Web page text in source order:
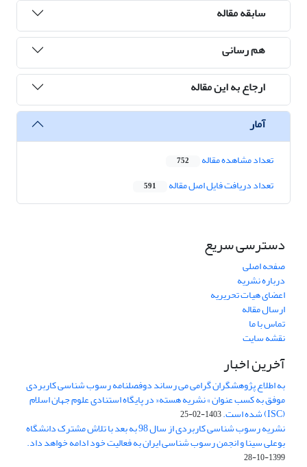
سابقه مقاله
هم رسانی
ارجاع به این مقاله
آمار
تعداد مشاهده مقاله 752
تعداد دریافت فایل اصل مقاله 591
دسترسی سریع
صفحه اصلی
درباره نشریه
اعضای هیات تحریریه
ارسال مقاله
تماس با ما
نقشه سایت
آخرین اخبار
به اطلاع پژوهشگران گرامی می رساند دوفصلنامه رسوب شناسی کاربردی
موفق به کسب عنوان » نشریه هسته« در پایگاه استنادی علوم جهان اسلام
(ISC) شده است. 1403-02-25
نشریه رسوب شناسی کاربردی از سال 98 به بعد با تلاش مشترک دانشگاه
بوعلی سینا و انجمن رسوب شناسی ایران به فعالیت خود ادامه خواهد داد.
1399-10-28